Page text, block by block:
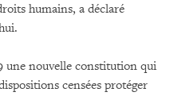
humains, a déclaré
une nouvelle constitution qui
censées protéger